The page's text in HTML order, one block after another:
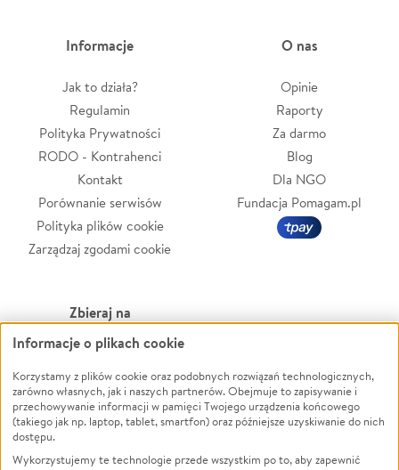
Informacje
Jak to działa?
Regulamin
Polityka Prywatności
RODO - Kontrahenci
Kontakt
Porównanie serwisów
Polityka plików cookie
Zarządzaj zgodami cookie
O nas
Opinie
Raporty
Za darmo
Blog
Dla NGO
Fundacja Pomagam.pl
Zbieraj na
Leczenie
Zwierzęta
Pożar
Ukraina
Powódź
Wichura
NGO
Informacje o plikach cookie
Korzystamy z plików cookie oraz podobnych rozwiązań technologicznych,
zarówno własnych, jak i naszych partnerów. Obejmuje to zapisywanie i
przechowywanie informacji w pamięci Twojego urządzenia końcowego
(takiego jak np. laptop, tablet, smartfon) oraz późniejsze uzyskiwanie do nich
dostępu.
Wykorzystujemy te technologie przede wszystkim po to, aby zapewnić